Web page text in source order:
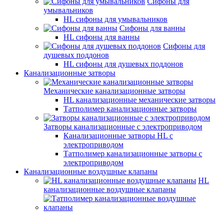
умывальников
HL сифоны для умывальников
Сифоны для ванны
HL сифоны для ванны
Сифоны для
душевых поддонов
HL сифоны для душевых поддонов
Канализационные затворы
Механические канализационные затворы
HL канализационные механические затворы
Татполимер канализационные затворы
Затворы канализационные с электроприводом
Канализационные затворы HL с
электроприводом
Татполимер канализационные затворы с
электроприводом
Канализационные воздушные клапаны
HL
канализационные воздушные клапаны